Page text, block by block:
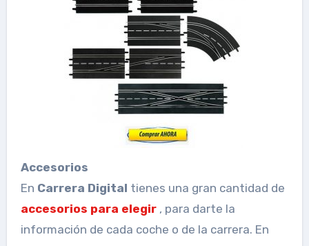
Accesorios
En Carrera Digital tienes una gran cantidad de
accesorios para elegir, para darte la
información de cada coche o de la carrera. En